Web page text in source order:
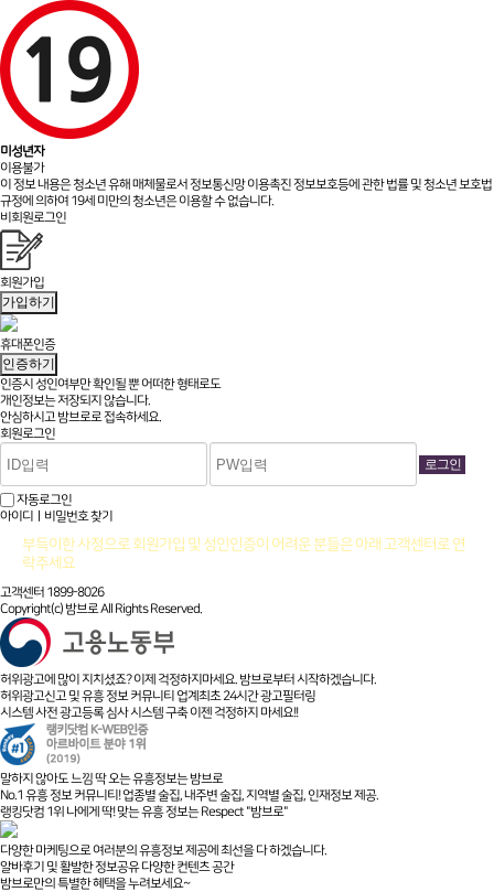
미성년자
이용불가
이 정보 내용은 청소년 유해 매체물로서 정보통신망 이용촉진 정보보호등에 관한 법률 및 청소년 보호법
규정에 의하여 19세 미만의 청소년은 이용할 수 없습니다.
비회원로그인
회원가입
가입하기
휴대폰인증
인증하기
인증시 성인여부만 확인될 뿐어떠한 형태로도
개인정보는 저장되지 않습니다.
안심하시고 밤브로로 접속하세요.
회원로그인
자동로그인
아이디ㅣ비밀번호 찾기
부득이한 사정으로 회원가입 및 성인인증이 어려운 분들은 아래 고객센터로 연
락주세요
고객센터 1899-8026
Copyright(c) 밤브로 All Rights Reserved.
허위광고에 많이 지치셨죠? 이제 걱정하지마세요. 밤브로부터 시작하겠습니다.
허위광고신고 및 유흥 정보 커뮤니티 업계최초 24시간 광고필터링
시스템 사전 광고등록 심사 시스템 구축 이젠 걱정하지 마세요!!
말하지 않아도 느낌 딱 오는 유흥정보는 밤브로
No.1 유흥 정보 커뮤니티! 업종별 술집, 내주변 술집, 지역별 술집, 인재정보 제공.
랭킹닷컴 1위 나에게 딱! 맞는 유흥 정보는 Respect "밤브로"
다양한 마케팅으로 여러분의 유흥정보 제공에 최선을 다 하겠습니다.
알바후기 및 활발한 정보공유 다양한 컨텐츠 공간
밤브로만의 특별한 혜택을 누려보세요~